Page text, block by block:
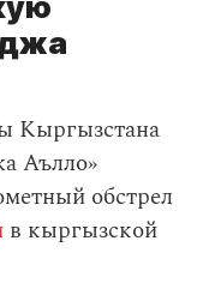
Кыргызстана
Аълло»
обстрел
в кыргызской